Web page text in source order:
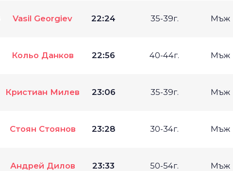
Vasil Georgiev 22:24 35-39г. Мъж
Кольо Данков 22:56 40-44г. Мъж
Кристиан Милев 23:06 35-39г. Мъж
Стоян Стоянов 23:28 30-34г. Мъж
Андрей Дилов 23:33 50-54г. Мъж